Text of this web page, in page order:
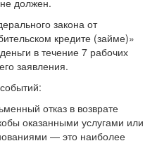
должен.
закона от
кредите (займе)»
в течение 7 рабочих
заявления.
отказ в возврате
оказанными услугами или
— это наиболее